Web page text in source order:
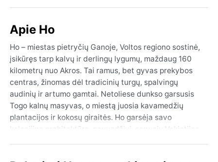
Apie Ho
Ho – miestas pietryčių Ganoje, Voltos regiono sostinė,
įsikūręs tarp kalvų ir derlingų lygumų, maždaug 160
kilometrų nuo Akros. Tai ramus, bet gyvas prekybos
centras, žinomas dėl tradicinių turgų, spalvingų
audinių ir artumo gamtai. Netoliese dunkso garsusis
Togo kalnų masyvas, o miestą juosia kavamedžių
plantacijos ir kokosų giraitės. Ho garsėja savo
kolonijine architektūra, pavyzdžiui, senuoju Vokietijos